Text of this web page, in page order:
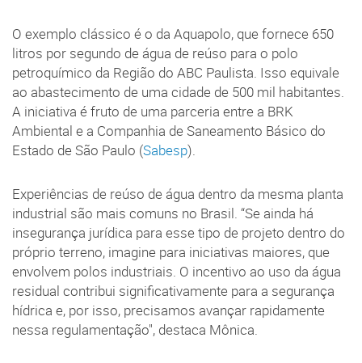
O exemplo clássico é o da Aquapolo, que fornece 650
litros por segundo de água de reúso para o polo
petroquímico da Região do ABC Paulista. Isso equivale
ao abastecimento de uma cidade de 500 mil habitantes.
A iniciativa é fruto de uma parceria entre a BRK
Ambiental e a Companhia de Saneamento Básico do
Estado de São Paulo (Sabesp).
Experiências de reúso de água dentro da mesma planta
industrial são mais comuns no Brasil. “Se ainda há
insegurança jurídica para esse tipo de projeto dentro do
próprio terreno, imagine para iniciativas maiores, que
envolvem polos industriais. O incentivo ao uso da água
residual contribui significativamente para a segurança
hídrica e, por isso, precisamos avançar rapidamente
nessa regulamentação", destaca Mônica.